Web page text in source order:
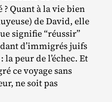
? Quant à la vie bien
de David, elle
signifie “réussir”
d’immigrés juifs
peur de l’échec. Et
ce voyage sans
ne soit pas